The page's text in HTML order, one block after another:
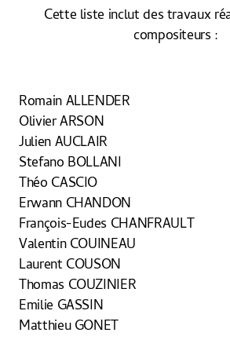
Cette liste inclut des travaux
compositeurs :
Romain ALLENDER
Olivier ARSON
Julien AUCLAIR
Stefano BOLLANI
Théo CASCIO
Erwann CHANDON
François-Eudes CHANFRAULT
Valentin COUINEAU
Laurent COUSON
Thomas COUZINIER
Emilie GASSIN
Matthieu GONET